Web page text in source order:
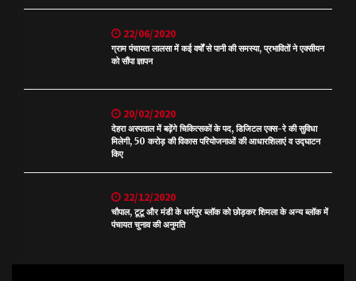
22/06/2020
ग्राम पंचायत लालसा में कई वर्षों से पानी की समस्या, प्रभावितों ने एक्सीयन
को सौंपा ज्ञापन
20/02/2020
देहरा अस्पताल में बढ़ेंगे चिकित्सकों के पद, डिजिटल एक्स-रे की सुविधा
मिलेगी, 50 करोड़ की विकास परियोजनाओं की आधारशिलाएं व उद्घाटन
किए
22/12/2020
चौपाल, टूटू और मंडी के धर्मपुर ब्लॉक को छोड़कर शिमला के अन्य ब्लॉक में
पंचायत चुनाव की अनुमति